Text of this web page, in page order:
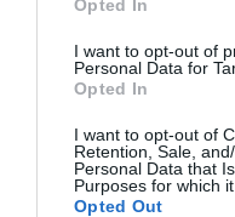
Opted In
I want to opt-out of
Personal Data for
Opted In
I want to opt-out of
Retention, Sale,
Personal Data that
Purposes for which
Opted Out